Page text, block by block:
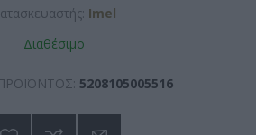
Imel
Διαθέσιμο
5208105005516